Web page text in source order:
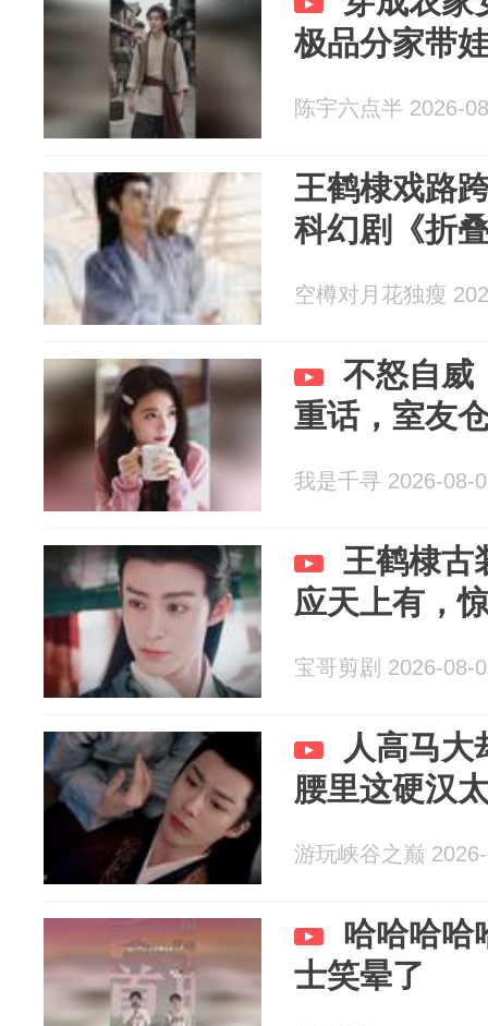
极品分家带
陈宇六点半 2026-
王鹤棣戏路
科幻剧《折
空樽对月花独瘦
不怒自威
重话，室友
我是千寻 2026-08-
王鹤棣古
应天上有，
宝哥剪剧 2026-08-
人高马大
腰里这硬汉
游玩峡谷之巅
哈哈哈哈
士笑晕了